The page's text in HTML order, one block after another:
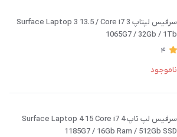
سرفیس لپتاپ 3 Surface Laptop 3 13.5 / Core i7
1065G7 / 32Gb / 1Tb
4
ناموجود
سرفیس لپ تاپ 4 Surface Laptop 4 15 Core i7
1185G7 / 16Gb Ram / 512Gb SSD